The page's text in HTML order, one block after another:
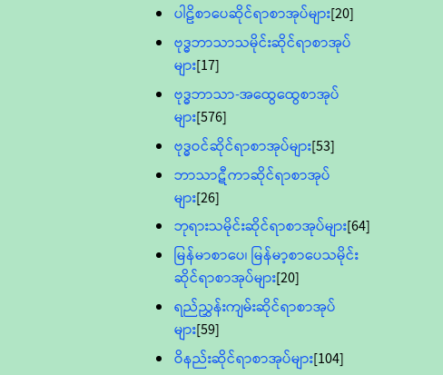
ပါဠိစာပေဆိုင်ရာစာအုပ်များ[20]
ဗုဒ္ဓဘာသာသမိုင်းဆိုင်ရာစာအုပ်
များ[17]
ဗုဒ္ဓဘာသာ-အထွေထွေစာအုပ်
များ[576]
ဗုဒ္ဓဝင်ဆိုင်ရာစာအုပ်များ[53]
ဘာသာဋီကာဆိုင်ရာစာအုပ်
များ[26]
ဘုရားသမိုင်းဆိုင်ရာစာအုပ်များ[64]
မြန်မာစာပေ၊ မြန်မာ့စာပေသမိုင်း
ဆိုင်ရာစာအုပ်များ[20]
ရည်ညွှန်းကျမ်းဆိုင်ရာစာအုပ်
များ[59]
ဝိနည်းဆိုင်ရာစာအုပ်များ[104]